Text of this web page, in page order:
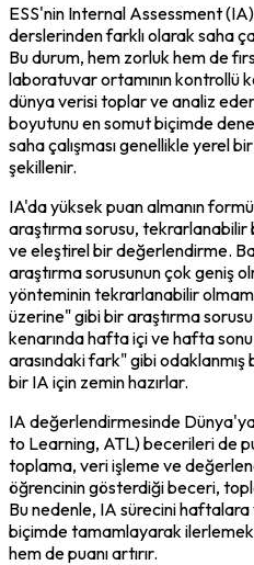
ESS'nin Internal Assessment
derslerinden farklı olarak saha
Bu durum, hem zorluk hem de
laboratuvar ortamının kontrollü
dünya verisi toplar ve analiz
boyutunu en somut biçimde
saha çalışması genellikle yerel
şekillenir.
IA'da yüksek puan almanın
araştırma sorusu,
ve eleştirel bir değerlendirme.
araştırma sorusunun çok geniş
yönteminin tekrarlanabilir
üzerine" gibi bir araştırma
kenarında hafta içi ve hafta
arasındaki fark" gibi
bir IA için zemin hazırlar.
IA değerlendirmesinde
to Learning, ATL) becerileri de
toplama, veri işleme ve
öğrencinin gösterdiği beceri,
Bu nedenle, IA sürecini
biçimde tamamlayarak
hem de puanı artırır.